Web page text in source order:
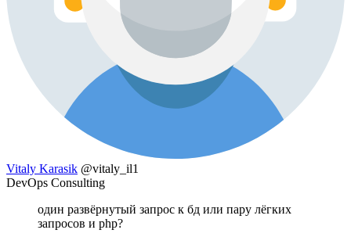
Vitaly Karasik @vitaly_il1
DevOps Consulting
один развёрнутый запрос к бд или пару лёгких
запросов и php?